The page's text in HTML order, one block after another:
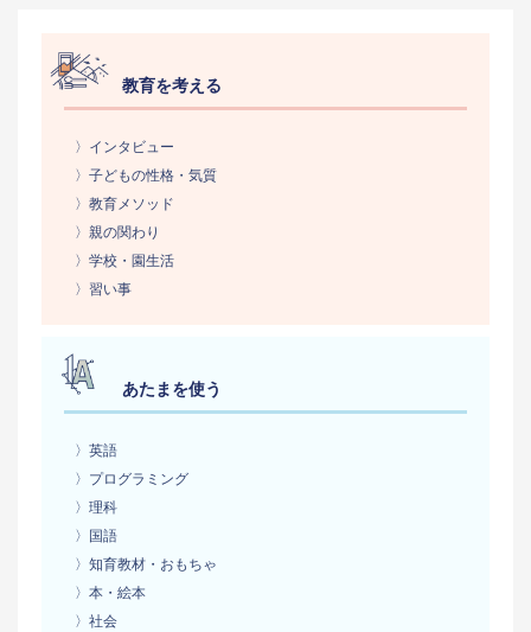
教育を考える
〉インタビュー
〉子どもの性格・気質
〉教育メソッド
〉親の関わり
〉学校・園生活
〉習い事
あたまを使う
〉英語
〉プログラミング
〉理科
〉国語
〉知育教材・おもちゃ
〉本・絵本
〉社会